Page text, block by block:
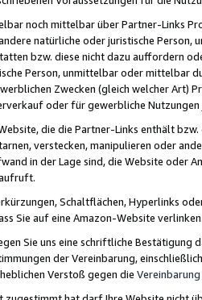
noch mittelbar über Partner-Links
natürliche oder juristische
bzw. diese nicht dazu auffordern
Person, unmittelbar oder mittelbar
Zwecken (gleich welcher Art)
oder für gewerbliche
die die Partner-Links enthält
verstecken, manipulieren oder
in der Lage sind, die Website oder
Schaltflächen, Hyperlinks
Sie auf eine Amazon-Website
Sie uns eine schriftliche
der Vereinbarung,
Verstoß gegen die Vereinbarung